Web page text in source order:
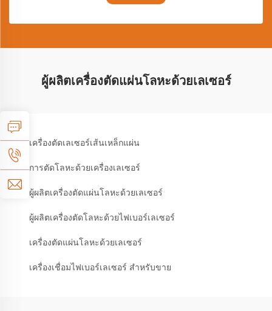
ผู้ผลิตเครื่องตัดแผ่นโลหะด้วยเลเซอร์
เครื่องตัดเลเซอร์เส้นเหล็กแผ่น
การตัดโลหะด้วยเครื่องเลเซอร์
ผู้ผลิตเครื่องตัดแผ่นโลหะด้วยเลเซอร์
ผู้ผลิตเครื่องตัดโลหะด้วยไฟเบอร์เลเซอร์
เครื่องตัดแผ่นโลหะด้วยเลเซอร์
เครื่องเชื่อมไฟเบอร์เลเซอร์ สำหรับขาย